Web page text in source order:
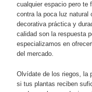
cualquier espacio pero te
contra la poca luz natural
decorativa práctica y
calidad son la respuesta
especializamos en
del mercado.
Olvídate de los riegos, la
si tus plantas reciben